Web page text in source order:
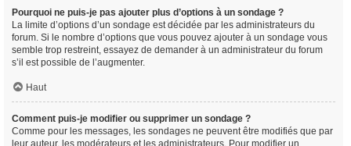
Pourquoi ne puis-je pas ajouter plus d’options à un sondage ?
La limite d’options d’un sondage est décidée par les administrateurs du
forum. Si le nombre d’options que vous pouvez ajouter à un sondage vous
semble trop restreint, essayez de demander à un administrateur du forum
s’il est possible de l’augmenter.
Haut
Comment puis-je modifier ou supprimer un sondage ?
Comme pour les messages, les sondages ne peuvent être modifiés que par
leur auteur, les modérateurs et les administrateurs. Pour modifier un